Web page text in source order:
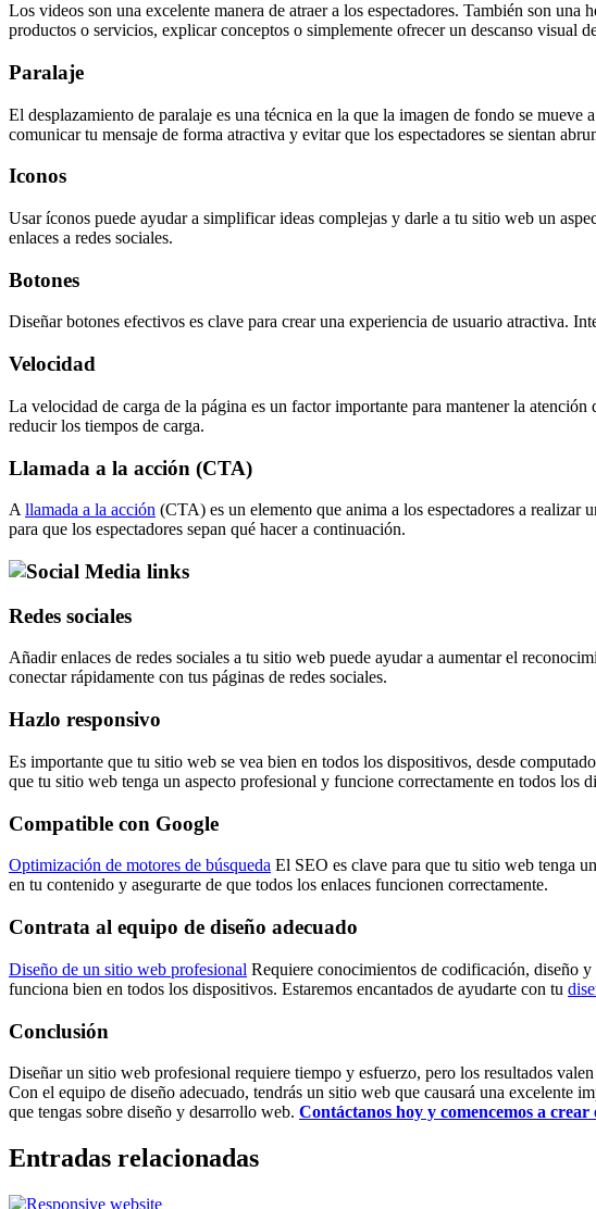
Los videos son una excelente manera de atraer a los espectadores. También son
productos o servicios, explicar conceptos o simplemente ofrecer un descanso
Paralaje
El desplazamiento de paralaje es una técnica en la que la imagen de fondo se
comunicar tu mensaje de forma atractiva y evitar que los espectadores se sientan
Iconos
Usar íconos puede ayudar a simplificar ideas complejas y darle a tu sitio web un
enlaces a redes sociales.
Botones
Diseñar botones efectivos es clave para crear una experiencia de usuario atractiva.
Velocidad
La velocidad de carga de la página es un factor importante para mantener la
reducir los tiempos de carga.
Llamada a la acción (CTA)
A llamada a la acción (CTA) es un elemento que anima a los espectadores a
para que los espectadores sepan qué hacer a continuación.
Redes sociales
Añadir enlaces de redes sociales a tu sitio web puede ayudar a aumentar el
conectar rápidamente con tus páginas de redes sociales.
Hazlo responsivo
Es importante que tu sitio web se vea bien en todos los dispositivos, desde
que tu sitio web tenga un aspecto profesional y funcione correctamente en todos los
Compatible con Google
Optimización de motores de búsqueda El SEO es clave para que tu sitio web tenga
en tu contenido y asegurarte de que todos los enlaces funcionen correctamente.
Contrata al equipo de diseño adecuado
Diseño de un sitio web profesional Requiere conocimientos de codificación, diseño y
funciona bien en todos los dispositivos. Estaremos encantados de ayudarte con tu
Conclusión
Diseñar un sitio web profesional requiere tiempo y esfuerzo, pero los resultados
Con el equipo de diseño adecuado, tendrás un sitio web que causará una excelente
que tengas sobre diseño y desarrollo web. Contáctanos hoy y comencemos a
Entradas relacionadas